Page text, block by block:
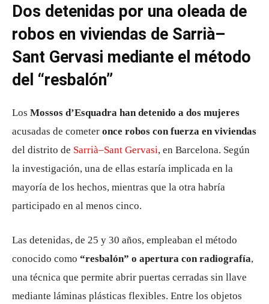
Dos detenidas por una oleada de
robos en viviendas de Sarrià–
Sant Gervasi mediante el método
del “resbalón”
Los Mossos d’Esquadra han detenido a dos mujeres
acusadas de cometer once robos con fuerza en viviendas
del distrito de Sarrià–Sant Gervasi, en Barcelona. Según
la investigación, una de ellas estaría implicada en la
mayoría de los hechos, mientras que la otra habría
participado en al menos cinco.
Las detenidas, de 25 y 30 años, empleaban el método
conocido como “resbalón” o apertura con radiografía,
una técnica que permite abrir puertas cerradas sin llave
mediante láminas plásticas flexibles. Entre los objetos